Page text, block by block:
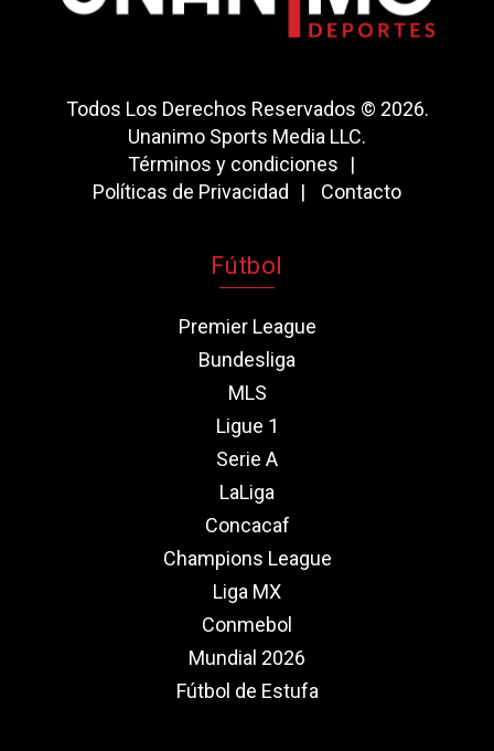
Todos Los Derechos Reservados © 2026.
Unanimo Sports Media LLC.
Términos y condiciones
Políticas de Privacidad
Contacto
Fútbol
Premier League
Bundesliga
MLS
Ligue 1
Serie A
LaLiga
Concacaf
Champions League
Liga MX
Conmebol
Mundial 2026
Fútbol de Estufa